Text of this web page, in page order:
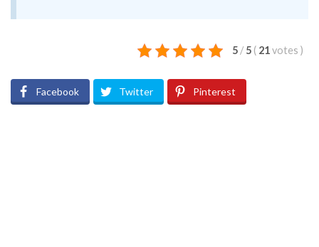
5 / 5 ( 21 votes )
Facebook Twitter Pinterest